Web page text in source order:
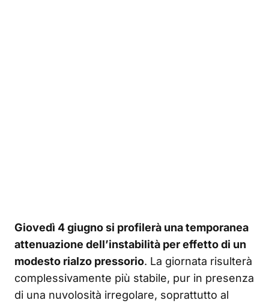
Giovedì 4 giugno si profilerà una temporanea
attenuazione dell’instabilità per effetto di un
modesto rialzo pressorio. La giornata risulterà
complessivamente più stabile, pur in presenza
di una nuvolosità irregolare, soprattutto al